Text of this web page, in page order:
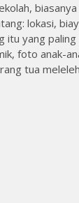
lokasi,
itu yang
foto anak-
tua